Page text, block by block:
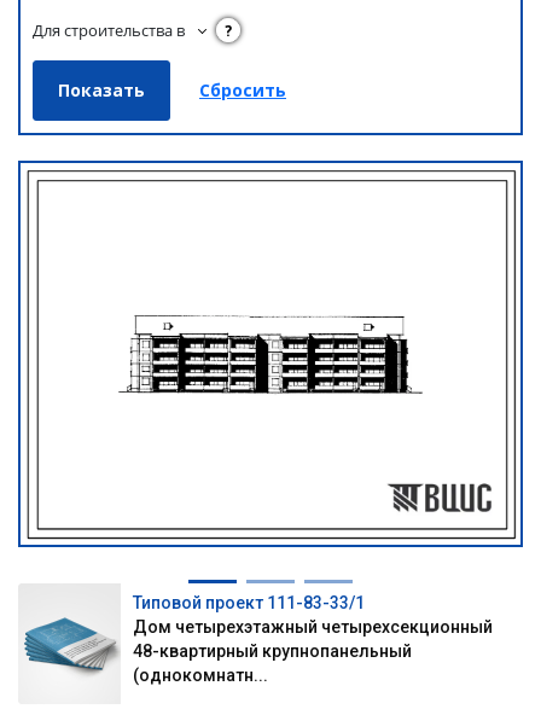
Для строительства в ?
Типовой проект 111-83-33/1
Дом четырехэтажный четырехсекционный
48-квартирный крупнопанельный
(однокомнатн...